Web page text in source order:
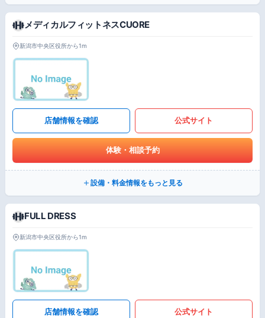
メディカルフィットネスCUORE
新潟市中央区役所から1m
店舗情報を確認 公式サイト
体験・相談予約
設備・料金情報をもっと見る
FULL DRESS
新潟市中央区役所から1m
店舗情報を確認 公式サイト